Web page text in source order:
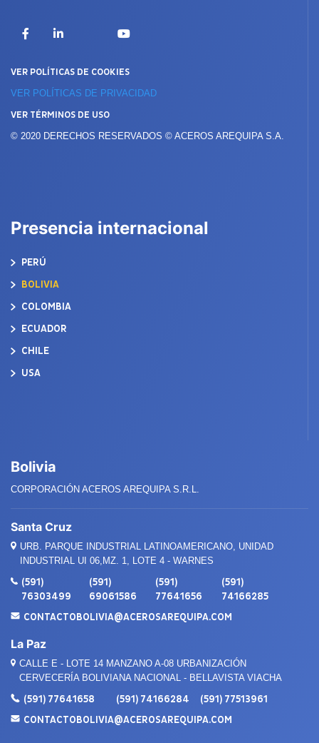
FacebookLinkedIn YouTube
VER POLÍTICAS DE COOKIES
VER POLÍTICAS DE PRIVACIDAD
VER TÉRMINOS DE USO
© 2020 DERECHOS RESERVADOS © ACEROS AREQUIPA S.A.
Presencia internacional
PERÚ
BOLIVIA
COLOMBIA
ECUADOR
CHILE
USA
Bolivia
CORPORACIÓN ACEROS AREQUIPA S.R.L.
Santa Cruz
URB. PARQUE INDUSTRIAL LATINOAMERICANO, UNIDAD
INDUSTRIAL UI 06,MZ. 1, LOTE 4 - WARNES
(591)
76303499
(591)
69061586
(591)
77641656
(591)
74166285
CONTACTOBOLIVIA@ACEROSAREQUIPA.COM
La Paz
CALLE E - LOTE 14 MANZANO A-08 URBANIZACIÓN
CERVECERÍA BOLIVIANA NACIONAL - BELLAVISTA VIACHA
(591) 77641658 (591) 74166284
(591) 77513961
CONTACTOBOLIVIA@ACEROSAREQUIPA.COM